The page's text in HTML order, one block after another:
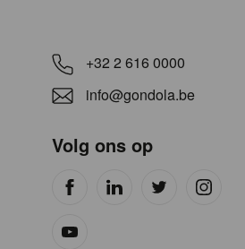
+32 2 616 0000
info@gondola.be
Volg ons op